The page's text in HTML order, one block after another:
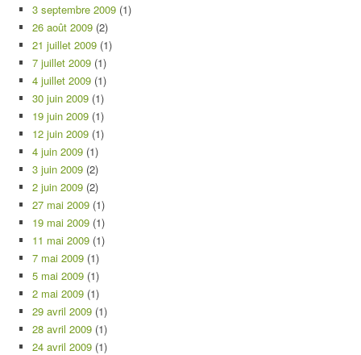
3 septembre 2009 (1)
26 août 2009 (2)
21 juillet 2009 (1)
7 juillet 2009 (1)
4 juillet 2009 (1)
30 juin 2009 (1)
19 juin 2009 (1)
12 juin 2009 (1)
4 juin 2009 (1)
3 juin 2009 (2)
2 juin 2009 (2)
27 mai 2009 (1)
19 mai 2009 (1)
11 mai 2009 (1)
7 mai 2009 (1)
5 mai 2009 (1)
2 mai 2009 (1)
29 avril 2009 (1)
28 avril 2009 (1)
24 avril 2009 (1)